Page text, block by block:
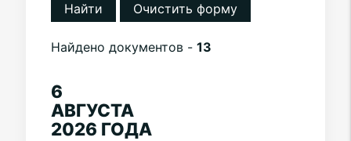
Найти Очистить форму
Найдено документов - 13
6
АВГУСТА
2026 ГОДА